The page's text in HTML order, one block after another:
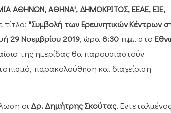
ΑΘΗΝΩΝ, ΑΘΗΝΑ', ΔΗΜΟΚΡΙΤΟΣ, ΕΕΑΕ, ΕΙΕ,
"Συμβολή των Ερευνητικών Κέντρων
29 Νοεμβρίου 2019, ώρα 8:30 π.μ., στο
της ημερίδας θα παρουσιαστούν
παρακολούθηση και διαχείριση
οι Δρ. Δημήτρης Σκούτας, Εντεταλμένος